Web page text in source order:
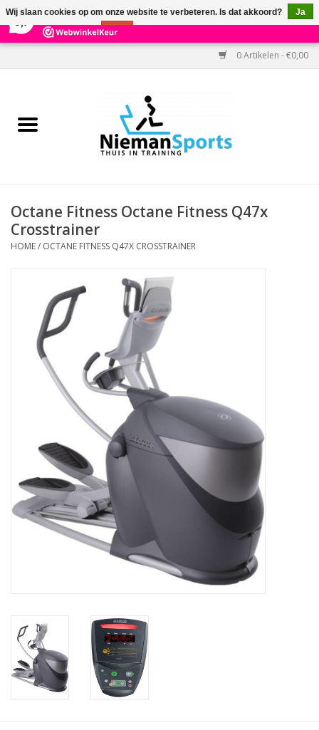
303 Reviews ×
0 Artikelen - €0,00
Home
Kracht
Kantoor & Medisch
Afspraak
Octane Fitness Octane Fitness Q47x
Crosstrainer
HOME/ OCTANE FITNESS Q47X CROSSTRAINER
Wij slaan cookies op om onze website te verbeteren. Is dat akkoord?
Ja
Nee